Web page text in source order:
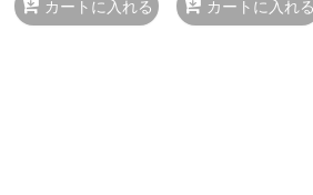
カートに入れる カートに入れる